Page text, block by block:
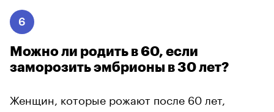
6
Можно ли родить в 60, если
заморозить эмбрионы в 30 лет?
Женщин, которые рожают после 60 лет,